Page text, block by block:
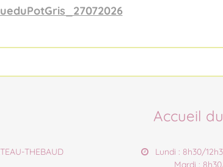
THEBAUD
Accueil
Lundi : 8h30/
Mardi :